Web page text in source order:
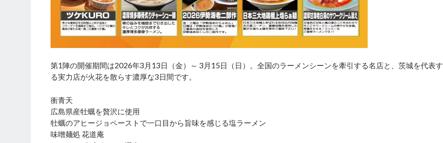
第1陣の開催期間は2026年3月13日（金）～ 3月15日（日）。全国のラーメンシーンを牽引する名店と、茨城を代表す
る実力店が火花を散らす濃厚な3日間です。
衝青天
広島県産牡蠣を贅沢に使用
牡蠣のアヒージョペーストで一口目から旨味を感じる塩ラーメン
味噌麺処 花道庵